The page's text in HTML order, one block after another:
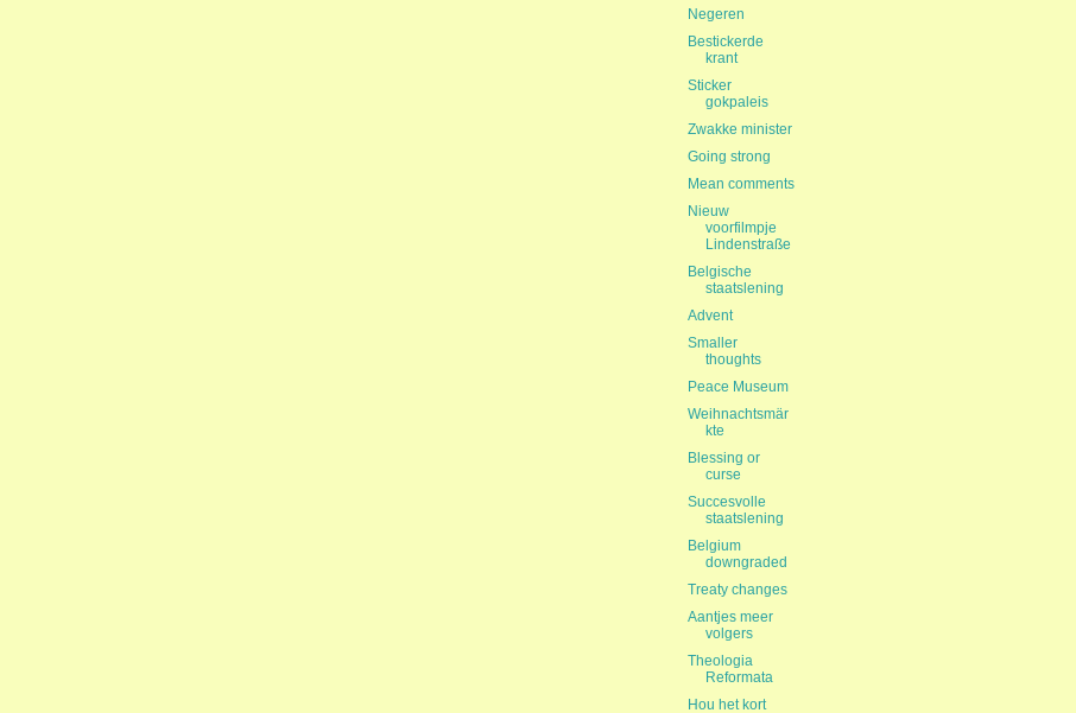
Negeren
Bestickerde
krant
Sticker
gokpaleis
Zwakke minister
Going strong
Mean comments
Nieuw
voorfilmpje
Lindenstraße
Belgische
staatslening
Advent
Smaller
thoughts
Peace Museum
Weihnachtsmär
kte
Blessing or
curse
Succesvolle
staatslening
Belgium
downgraded
Treaty changes
Aantjes meer
volgers
Theologia
Reformata
Hou het kort